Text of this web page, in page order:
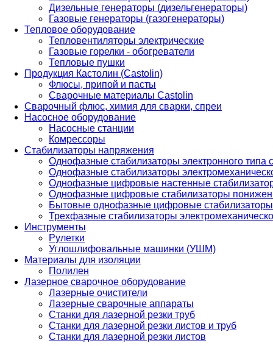
Дизельные генераторы (дизельгенераторы)
Газовые генераторы (газогенераторы)
Тепловое оборудование
Тепловентиляторы электрические
Газовые горелки - обогреватели
Тепловые пушки
Продукция Кастолин (Castolin)
Флюсы, припой и пасты
Сварочные материалы Castolin
Сварочный флюс, химия для сварки, спреи
Насосное оборудование
Насосные станции
Комрессоры
Стабилизаторы напряжения
Однофазные стабилизаторы электронного
Однофазные стабилизаторы
Однофазные цифровые настенные
Однофазные цифровые стабилизаторы
Бытовые однофазные цифровые стабилизаторы
Трехфазные стабилизаторы
Инструменты
Рулетки
Углошлифовальные машинки (УШМ)
Материалы для изоляции
Полилен
Лазерное сварочное оборудование
Лазерные очистители
Лазерные сварочные аппараты
Станки для лазерной резки труб
Станки для лазерной резки листов и труб
Станки для лазерной резки листов